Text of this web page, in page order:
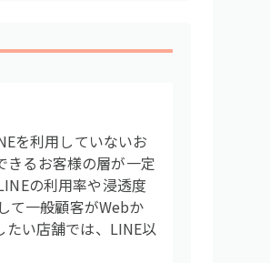
を利用していないお
きるお客様の層が一定
の利用率や浸透度
て一般顧客がWebか
い店舗では、LINE以